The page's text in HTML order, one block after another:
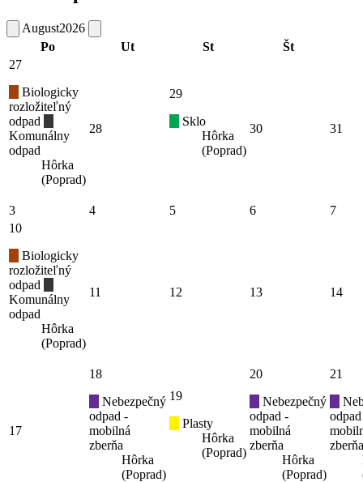
August2026
Po
Ut St Št
27
Biologicky
rozložiteľný
odpad
Komunálny
odpad
Hôrka
(Poprad)
28
29
Sklo
Hôrka
(Poprad)
30 31
3 4 5 6
7
10
Biologicky
rozložiteľný
odpad
Komunálny
odpad
Hôrka
(Poprad)
11 12 13 14
17
18
Nebezpečný
odpad -
mobilná
zberňa
Hôrka
(Poprad)
19
Plasty
Hôrka
(Poprad)
20
Nebezpečný
odpad -
mobilná
zberňa
Hôrka
(Poprad)
21
zberňa